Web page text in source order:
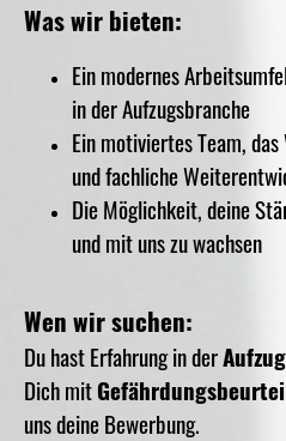
Was wir bieten:
Ein modernes
in der Aufzugsbranche
Ein motiviertes Team,
und fachliche
Die Möglichkeit, deine
und mit uns zu wachsen
Wen wir suchen:
Du hast Erfahrung in der
Dich mit
uns deine Bewerbung.